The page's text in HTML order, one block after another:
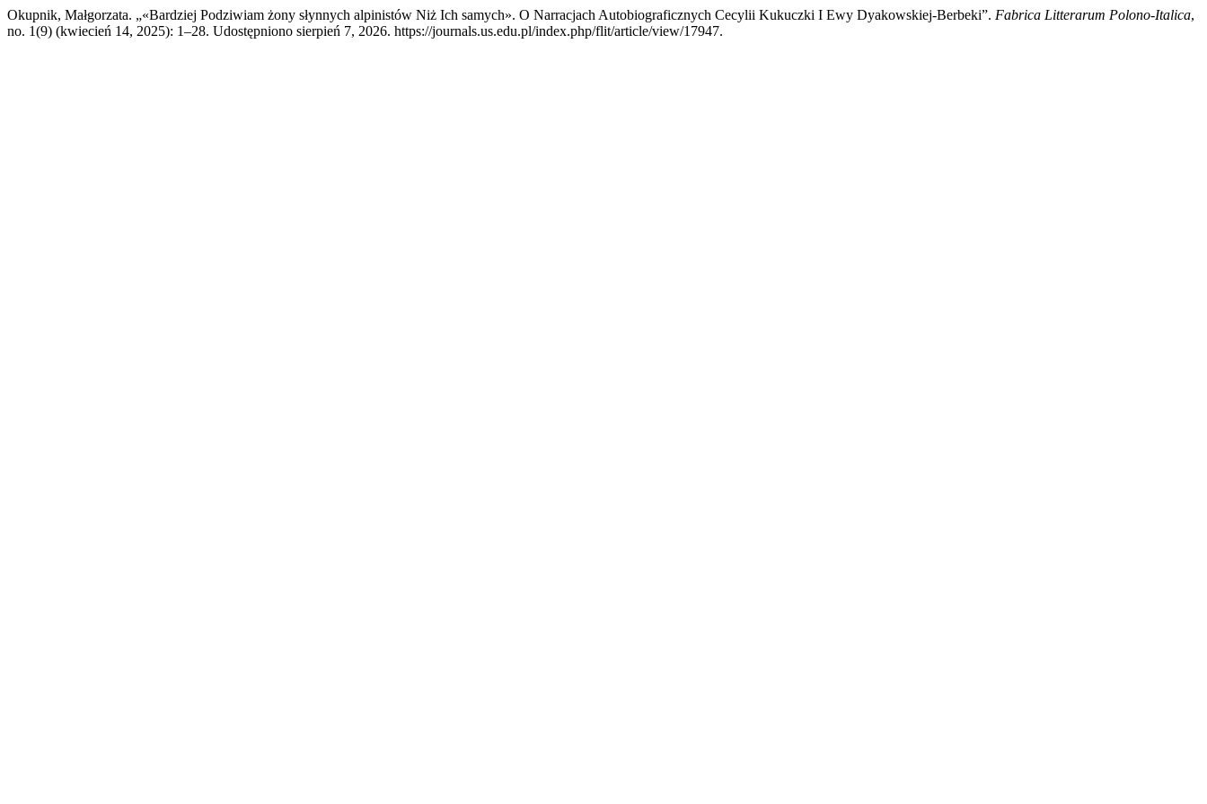
Okupnik, Małgorzata. „«Bardziej Podziwiam żony słynnych alpinistów Niż Ich samych». O Narracjach Autobiograficznych Cecylii Kukuczki I Ewy Dyakowskiej-Berbeki”. Fabrica Litterarum Polono-Italica,
no. 1(9) (kwiecień 14, 2025): 1–28. Udostępniono sierpień 7, 2026. https://journals.us.edu.pl/index.php/flit/article/view/17947.